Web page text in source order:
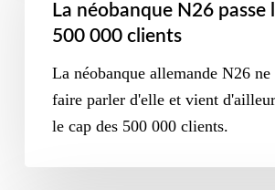
La néobanque N26 passe
500 000 clients
La néobanque allemande N26 ne
faire parler d'elle et vient
le cap des 500 000 clients.